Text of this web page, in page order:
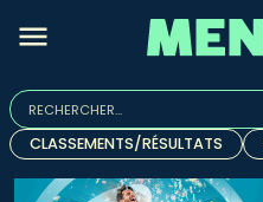
Rechercher :
Quand les résultats de
CLASSEMENTS/RÉSULTATS